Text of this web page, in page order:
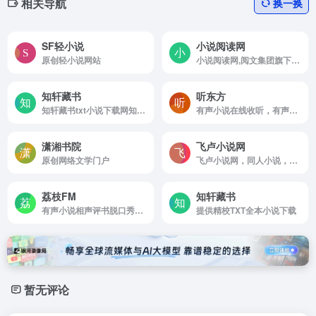
换一换
SF轻小说
原创轻小说网站
小说阅读网
小说阅读网,阅文集团旗下网站
知轩藏书
知轩藏书txt小说下载网知轩藏书精校版txt下载
听东方
有声小说在线收听，有声读物mp3，儿童睡前故事
潇湘书院
原创网络文学门户
飞卢小说网
飞卢小说网，同人小说，好看的免费小说网
荔枝FM
有声小说相声评书脱口秀广播剧听书直播FM
知轩藏书
提供精校TXT全本小说下载
暂无评论